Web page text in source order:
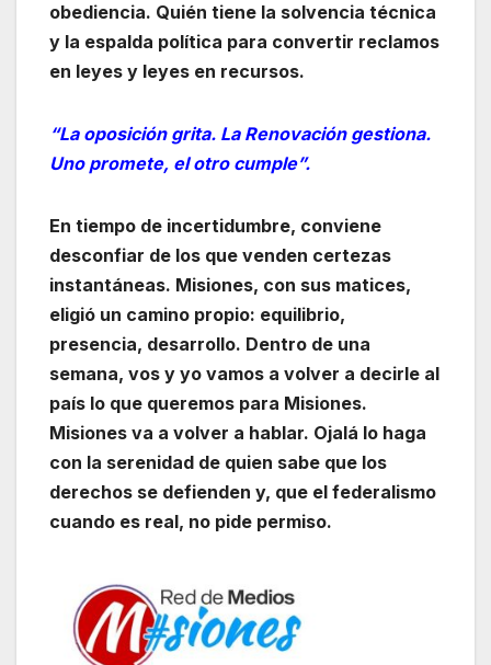
obediencia. Quién tiene la solvencia técnica
y la espalda política para convertir reclamos
en leyes y leyes en recursos.
“La oposición grita. La Renovación gestiona.
Uno promete, el otro cumple”.
En tiempo de incertidumbre, conviene
desconfiar de los que venden certezas
instantáneas. Misiones, con sus matices,
eligió un camino propio: equilibrio,
presencia, desarrollo. Dentro de una
semana, vos y yo vamos a volver a decirle al
país lo que queremos para Misiones.
Misiones va a volver a hablar. Ojalá lo haga
con la serenidad de quien sabe que los
derechos se defienden y, que el federalismo
cuando es real, no pide permiso.